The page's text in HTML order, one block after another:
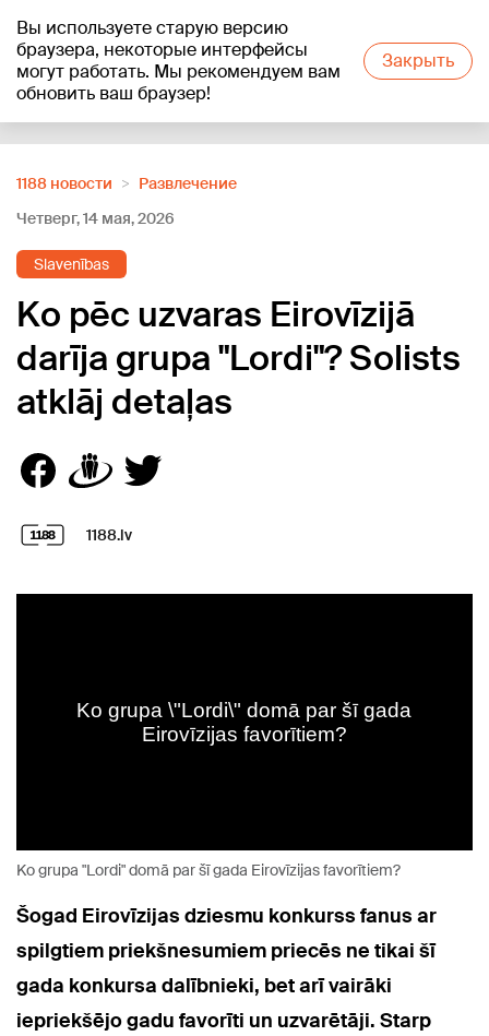
Вы используете старую версию
браузера, некоторые интерфейсы
могут работать. Мы рекомендуем вам
обновить ваш браузер!
Закрыть
+20°C
1188 новости
Развлечение
Четверг, 14 мая, 2026
Slavenības
Ko pēc uzvaras Eirovīzijā
darīja grupa "Lordi"? Solists
atklāj detaļas
1188.lv
Ko grupa "Lordi" domā par šī gada Eirovīzijas favorītiem?
Šogad Eirovīzijas dziesmu konkurss fanus ar
spilgtiem priekšnesumiem priecēs ne tikai šī
gada konkursa dalībnieki, bet arī vairāki
iepriekšējo gadu favorīti un uzvarētāji. Starp